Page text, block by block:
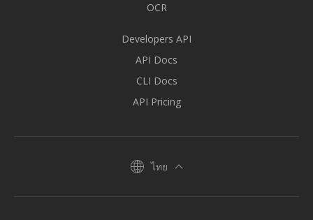
OCR
Developers API
API Docs
CLI Docs
API Pricing
ไทย